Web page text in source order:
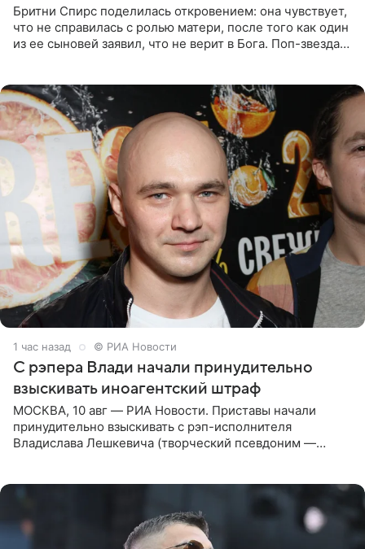
Бритни Спирс поделилась откровением: она чувствует,
что не справилась с ролью матери, после того как один
из ее сыновей заявил, что не верит в Бога. Поп-звезда
1 час назад © РИА Новости
С рэпера Влади начали принудительно
взыскивать иноагентский штраф
МОСКВА, 10 авг — РИА Новости. Приставы начали
принудительно взыскивать с рэп-исполнителя
Владислава Лешкевича (творческий псевдоним —